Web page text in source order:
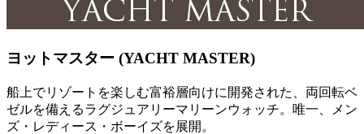
ヨットマスター (YACHT MASTER)
船上でリゾートを楽しむ富裕層向けに開発された、両回転ベ
ゼルを備えるラグジュアリーマリーンウォッチ。唯一、メン
ズ・レディース・ボーイズを展開。